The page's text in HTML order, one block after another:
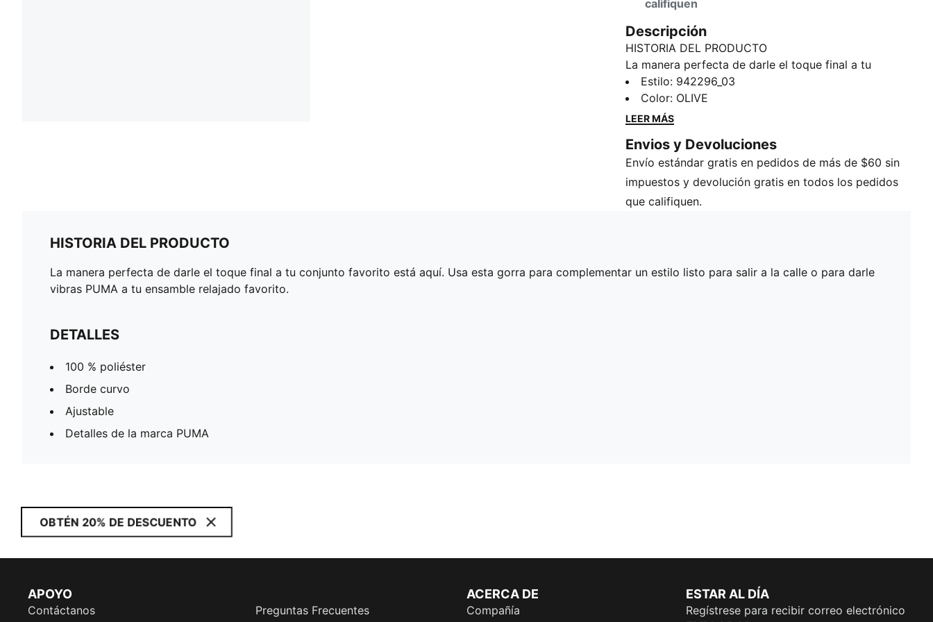
califiquen
Descripción
HISTORIA DEL PRODUCTO
La manera perfecta de darle el toque final a tu
conjunto favorito está aquí. Usa esta gorra para
complementar un estilo listo para salir a la calle o
para darle vibras PUMA a tu ensamble relajado
DETALLES
100 % poliéster
Borde curvo
Ajustable
Estilo: 942296_03
Color: OLIVE
LEER MÁS
Envios y Devoluciones
Envío estándar gratis en pedidos de más de $60 sin
impuestos y devolución gratis en todos los pedidos
que califiquen.
HISTORIA DEL PRODUCTO
La manera perfecta de darle el toque final a tu conjunto favorito está aquí. Usa esta gorra para complementar un estilo listo para salir a la calle o para darle
vibras PUMA a tu ensamble relajado favorito.
DETALLES
100 % poliéster
Borde curvo
Ajustable
Detalles de la marca PUMA
OBTÉN 20% DE DESCUENTO
APOYO
Contáctanos Preguntas Frecuentes
ACERCA DE
Compañía
ESTAR AL DÍA
Regístrese para recibir correo electrónico